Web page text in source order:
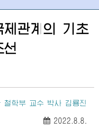
관계의 기초
선
철학부 교수 박사 김룡진
2022.8.8.